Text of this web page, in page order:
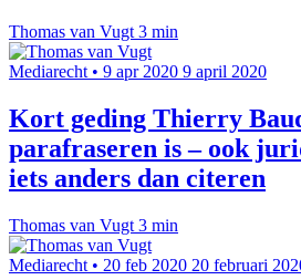
Thomas van Vugt 3 min
Mediarecht • 9 apr 2020 9 april 2020
Kort geding Thierry
parafraseren is – ook
iets anders dan citeren
Thomas van Vugt 3 min
Mediarecht • 20 feb 2020 20 februari